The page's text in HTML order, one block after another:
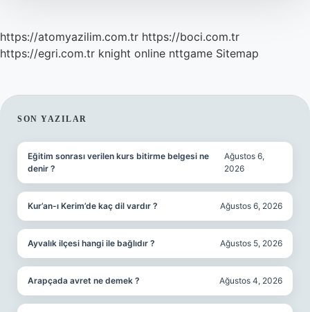
https://atomyazilim.com.tr https://boci.com.tr
https://egri.com.tr knight online nttgame Sitemap
SIDEBAR
SON YAZILAR
Eğitim sonrası verilen kurs bitirme belgesi ne
denir ?
Ağustos 6,
2026
Kur’an-ı Kerim’de kaç dil vardır ? Ağustos 6, 2026
Ayvalık ilçesi hangi ile bağlıdır ? Ağustos 5, 2026
Arapçada avret ne demek ? Ağustos 4, 2026